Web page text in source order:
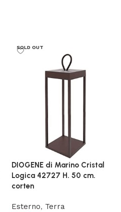
SOLD OUT
DIOGENE di Marino Cristal
Logica 42727 H. 50 cm.
corten
Esterno, Terra